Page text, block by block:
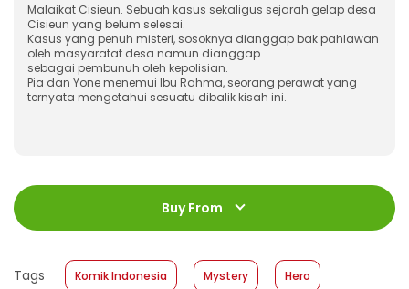
Malaikat Cisieun. Sebuah kasus sekaligus sejarah gelap desa
Cisieun yang belum selesai.
Kasus yang penuh misteri, sosoknya dianggap bak pahlawan
oleh masyaratat desa namun dianggap
sebagai pembunuh oleh kepolisian.
Pia dan Yone menemui Ibu Rahma, seorang perawat yang
ternyata mengetahui sesuatu dibalik kisah ini.
ISBN :
978-623-03-1466-7
128 halaman
Size
:
14,8 cm x 21 cm
Format
: Softcover
Buy From
Tags Komik Indonesia Mystery Hero